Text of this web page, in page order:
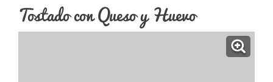
Tostado con Queso y Huevo